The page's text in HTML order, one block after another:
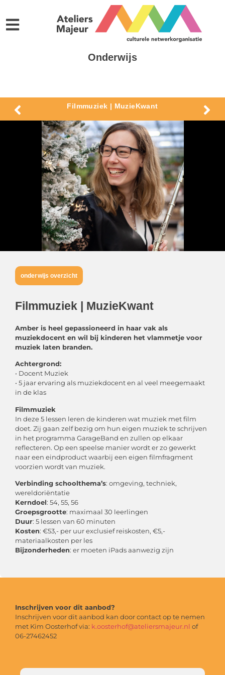
Onderwijs
Filmmuziek | MuzieKwant
onderwijs overzicht
Filmmuziek | MuzieKwant
Amber is heel gepassioneerd in haar vak als
muziekdocent en wil bij kinderen het vlammetje voor
muziek laten branden.
Achtergrond:
• Docent Muziek
• 5 jaar ervaring als muziekdocent en al veel meegemaakt
in de klas
Filmmuziek
In deze 5 lessen leren de kinderen wat muziek met film
doet. Zij gaan zelf bezig om hun eigen muziek te schrijven
in het programma GarageBand en zullen op elkaar
reflecteren. Op een speelse manier wordt er zo gewerkt
naar een eindproduct waarbij een eigen filmfragment
voorzien wordt van muziek.
Verbinding schoolthema’s: omgeving, techniek,
wereldoriëntatie
Kerndoel: 54, 55, 56
Groepsgrootte: maximaal 30 leerlingen
Duur: 5 lessen van 60 minuten
Kosten: €53,- per uur exclusief reiskosten, €5,-
materiaalkosten per les
Bijzonderheden: er moeten iPads aanwezig zijn
Inschrijven voor dit aanbod?
Inschrijven voor dit aanbod kan door contact op te nemen
met Kim Oosterhof via: k.oosterhof@ateliersmajeur.nl of
06-27462452